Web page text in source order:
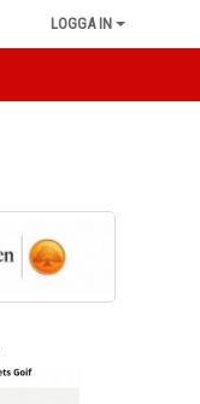
LOGGA IN